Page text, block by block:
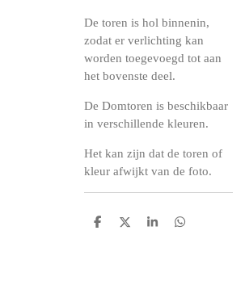
De toren is hol binnenin,
zodat er verlichting kan
worden toegevoegd tot aan
het bovenste deel.
De Domtoren is beschikbaar
in verschillende kleuren.
Het kan zijn dat de toren of
kleur afwijkt van de foto.
D
D
S
D